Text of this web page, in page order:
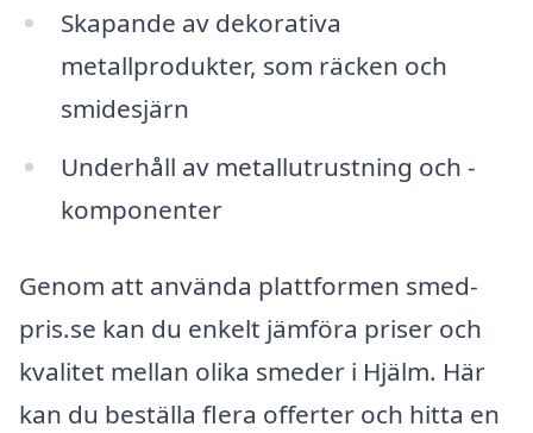
Skapande av dekorativa
metallprodukter, som räcken och
smidesjärn
Underhåll av metallutrustning och -
komponenter
Genom att använda plattformen smed-
pris.se kan du enkelt jämföra priser och
kvalitet mellan olika smeder i Hjälm. Här
kan du beställa flera offerter och hitta en